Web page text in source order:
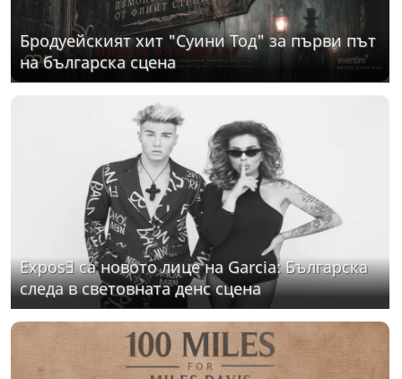
Бродуейският хит "Суини Тод" за първи път
на българска сцена
ExposƎ са новото лице на Garcia: Българска
следа в световната денс сцена